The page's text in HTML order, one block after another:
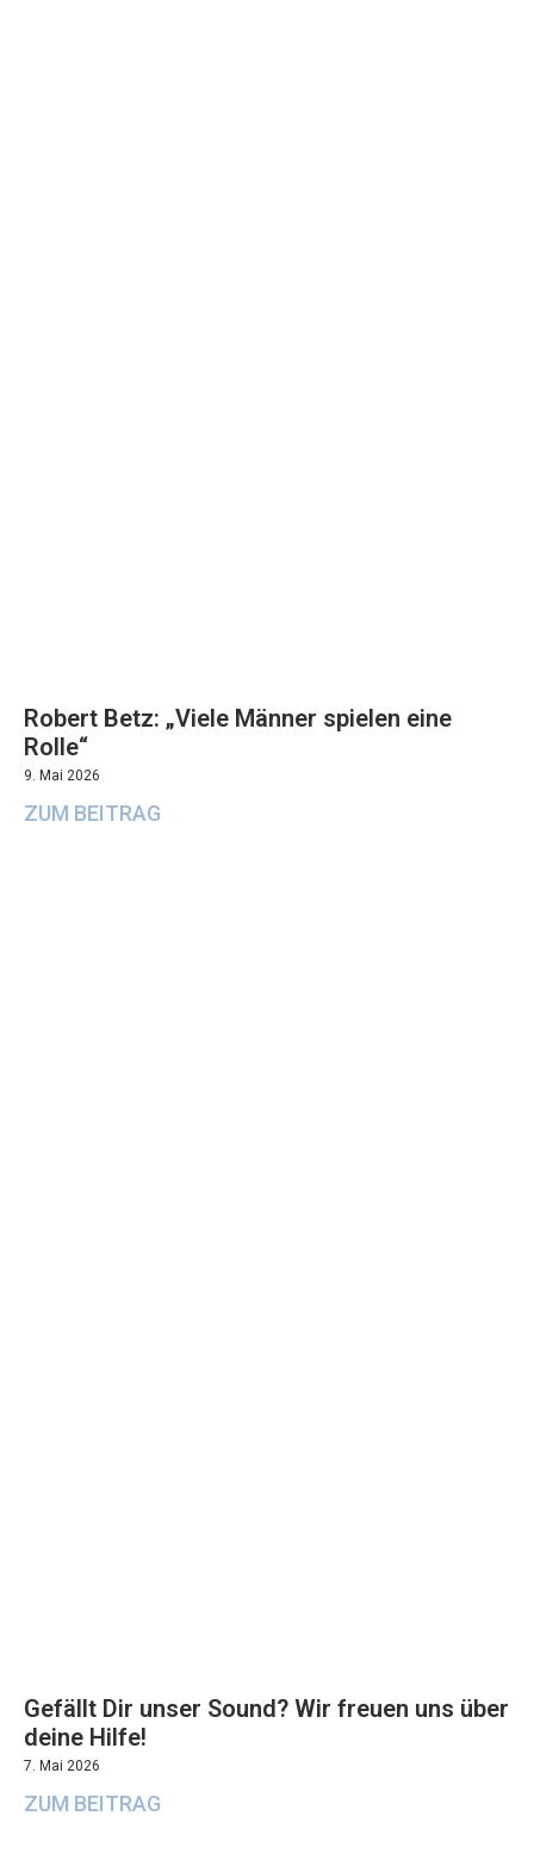
Robert Betz: „Viele Männer spielen eine
Rolle“
9. Mai 2026
ZUM BEITRAG
Gefällt Dir unser Sound? Wir freuen uns über
deine Hilfe!
7. Mai 2026
ZUM BEITRAG